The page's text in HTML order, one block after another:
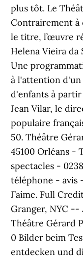
plus tôt. Le
Contrairement à
le titre, l’œuvre
Helena Vieira da
Une
à l'attention
d'enfants à
Jean Vilar, le
populaire
50. Théâtre
45100 Orléans -
spectacles -
téléphone - avis
J’aime. Full
Granger, NYC
Théâtre Gérard
0 Bilder beim
entdecken und